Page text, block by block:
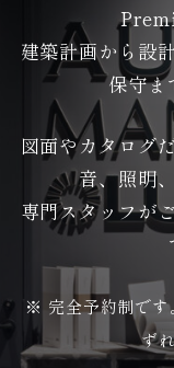
建築計画から設
保守ま
図面やカタログ
音、照明
専門スタッフが
※ 完全予約制です
ず